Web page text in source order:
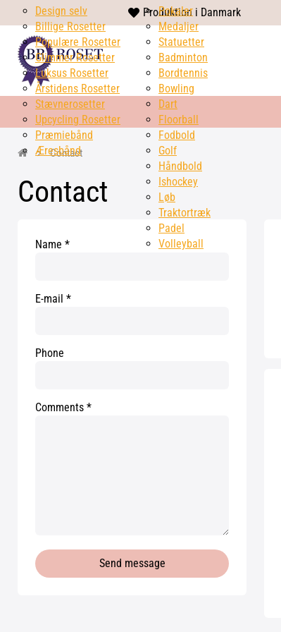
heart
solid
Produktion i Danmark
Design selv
Billige Rosetter
Populære Rosetter
Glimmer Rosetter
Luksus Rosetter
Årstidens Rosetter
Stævnerosetter
Upcycling Rosetter
Præmiebånd
Æresbånd
Pokaler
Medaljer
Statuetter
Badminton
Bordtennis
Bowling
Dart
Floorball
Fodbold
Golf
Håndbold
Ishockey
Løb
Traktortræk
Padel
Volleyball
Contact
Contact
Name
E-mail
Phone
Comments
Send message